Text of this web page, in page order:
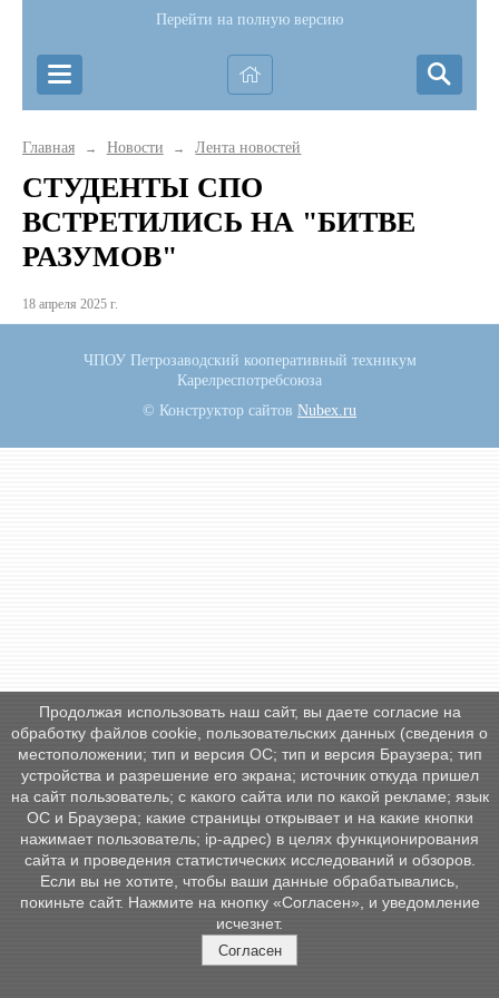
Перейти на полную версию
Главная → Новости → Лента новостей
СТУДЕНТЫ СПО
ВСТРЕТИЛИСЬ НА "БИТВЕ
РАЗУМОВ"
18 апреля 2025 г.
ЧПОУ Петрозаводский кооперативный техникум
Карелреспотребсоюза
© Конструктор сайтов Nubex.ru
Продолжая использовать наш сайт, вы даете согласие на
обработку файлов cookie, пользовательских данных (сведения о
местоположении; тип и версия ОС; тип и версия Браузера; тип
устройства и разрешение его экрана; источник откуда пришел
на сайт пользователь; с какого сайта или по какой рекламе; язык
ОС и Браузера; какие страницы открывает и на какие кнопки
нажимает пользователь; ip-адрес) в целях функционирования
сайта и проведения статистических исследований и обзоров.
Если вы не хотите, чтобы ваши данные обрабатывались,
покиньте сайт. Нажмите на кнопку «Согласен», и уведомление
исчезнет.
Согласен